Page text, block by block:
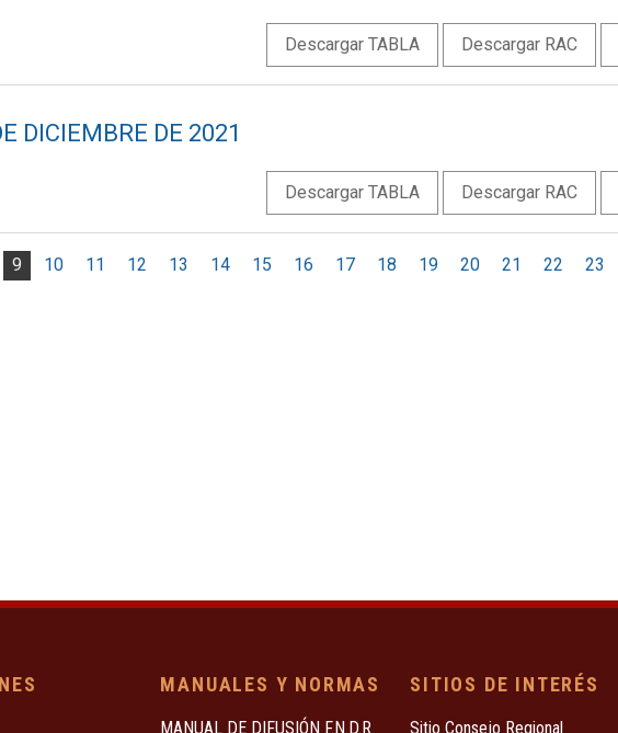
Descargar TABLA Descargar RAC
DICIEMBRE DE 2021
Descargar TABLA Descargar RAC
9 10 11 12 13 14 15 16 17 18 19 20 21 22 23
MANUALES Y NORMAS
MANUAL DE DIFUSIÓN F.N.D.R.
SITIOS DE INTERÉS
Sitio Consejo Regional